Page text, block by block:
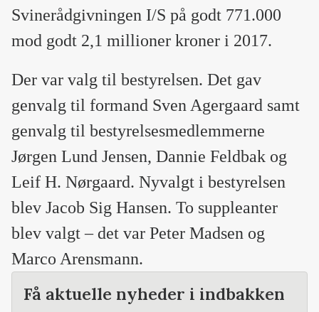
Svinerådgivningen I/S på godt 771.000
mod godt 2,1 millioner kroner i 2017.
Der var valg til bestyrelsen. Det gav
genvalg til formand Sven Agergaard samt
genvalg til bestyrelsesmedlemmerne
Jørgen Lund Jensen, Dannie Feldbak og
Leif H. Nørgaard. Nyvalgt i bestyrelsen
blev Jacob Sig Hansen. To suppleanter
blev valgt – det var Peter Madsen og
Marco Arensmann.
Få aktuelle nyheder i indbakken